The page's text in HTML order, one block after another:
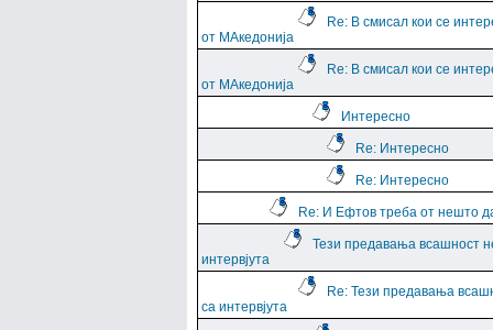
Re: В смисал кои се
от МАкедонија
Re: В смисал кои се
от МАкедонија
Интересно
Re: Интересно
Re: Интересно
Re: И Ефтов треба от нешто
Тези предавања всашност
интервјута
Re: Тези предавања
са интервјута